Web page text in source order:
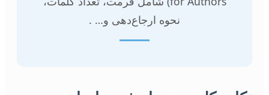
نحوه ارجاع‌دهی و… .